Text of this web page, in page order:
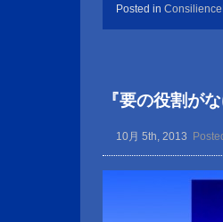
Posted in
『要の役割が
10月 5th, 2013